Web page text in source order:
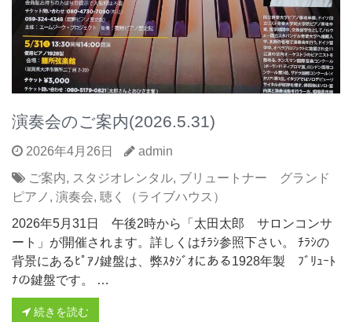
演奏会のご案内(2026.5.31)
2026年4月26日
admin
ご案内, スタジオレンタル, ブリュートナー グランド
ピアノ , 演奏会, 聴く（ライブハウス）
2026年5月31日 午後2時から「太田太郎 サロンコンサ
ート」が開催されます。詳しくはﾁﾗｼ参照下さい。 ﾁﾗｼの
背景にあるﾋﾟｱﾉ鍵盤は、弊ｽﾀｼﾞｵにある1928年製 ﾌﾞﾘｭｰﾄ
ﾅの鍵盤です。 …
続きを読む